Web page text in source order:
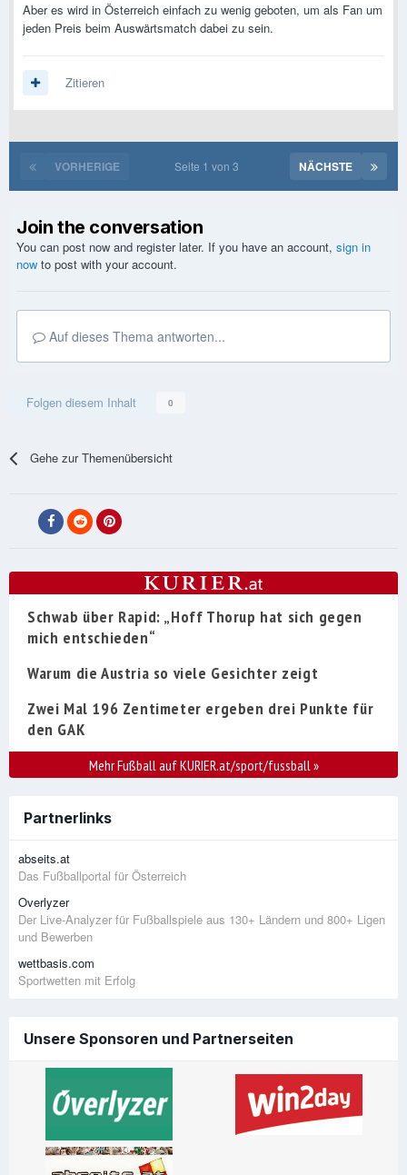
Aber es wird in Österreich einfach zu wenig geboten, um als Fan um
jeden Preis beim Auswärtsmatch dabei zu sein.
Zitieren
VORHERIGE NÄCHSTE
Seite 1 von 3
Join the conversation
You can post now and register later. If you have an account, sign in
now to post with your account.
Auf dieses Thema antworten...
Folgen diesem Inhalt 0
Gehe zur Themenübersicht
Schwab über Rapid: „Hoff Thorup hat sich gegen
mich entschieden“
Warum die Austria so viele Gesichter zeigt
Zwei Mal 196 Zentimeter ergeben drei Punkte für
den GAK
Mehr Fußball auf KURIER.at/sport/fussball»
Partnerlinks
abseits.at
Das Fußballportal für Österreich
Overlyzer
Der Live-Analyzer für Fußballspiele aus 130+ Ländern und 800+ Ligen
und Bewerben
wettbasis.com
Sportwetten mit Erfolg
Unsere Sponsoren und Partnerseiten